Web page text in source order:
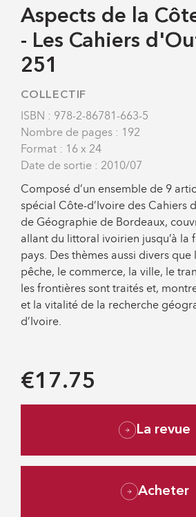
Aspects de la
- Les Cahiers
251
COLLECTIF
ISBN : 978-2-86781-663-5
Nombre de pages : 192
Format : 16 x 24
Date de sortie : 2010/07
Composé d’un ensemble de 9
spécial Côte-d’Ivoire des Cahiers
de Géographie de Bordeaux,
allant du littoral ivoirien jusqu’à la
pays. Des thèmes aussi divers
pêche, le commerce, la ville, le
les frontières sont traités et,
et la vitalité de la recherche
d’Ivoire.
€17.75
La revue
Acheter